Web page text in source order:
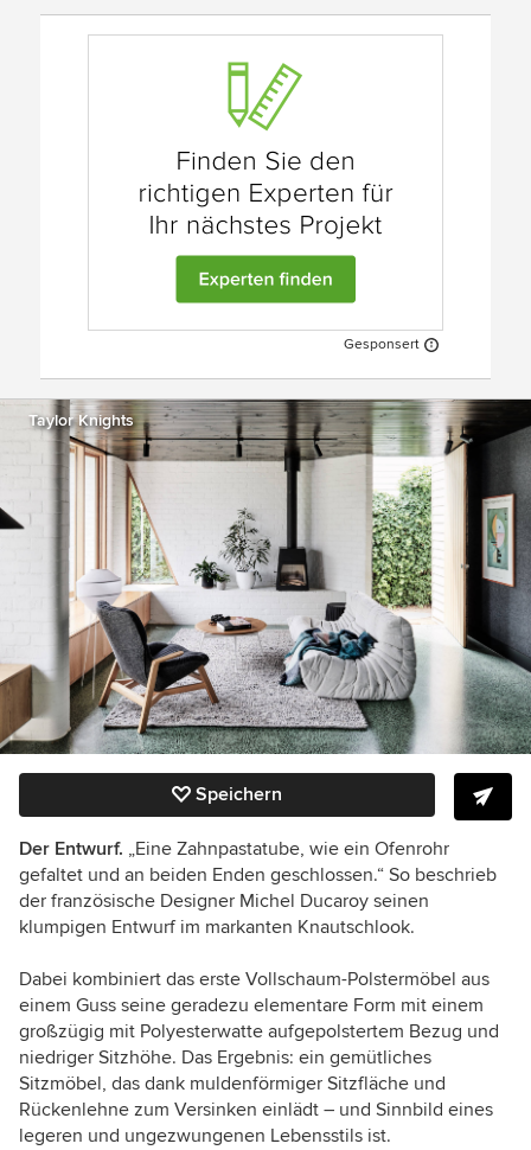
Gesponsert
Taylor Knights
Speichern
Der Entwurf. „Eine Zahnpastatube, wie ein Ofenrohr
gefaltet und an beiden Enden geschlossen.“ So beschrieb
der französische Designer Michel Ducaroy seinen
klumpigen Entwurf im markanten Knautschlook.
Dabei kombiniert das erste Vollschaum-Polstermöbel aus
einem Guss seine geradezu elementare Form mit einem
großzügig mit Polyesterwatte aufgepolstertem Bezug und
niedriger Sitzhöhe. Das Ergebnis: ein gemütliches
Sitzmöbel, das dank muldenförmiger Sitzfläche und
Rückenlehne zum Versinken einlädt – und Sinnbild eines
legeren und ungezwungenen Lebensstils ist.